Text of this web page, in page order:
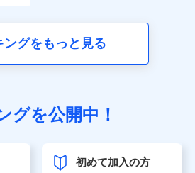
）
会社（https://neofirst.co.jp/）
ングをもっと見る
グを公開中！
初めて加入の方